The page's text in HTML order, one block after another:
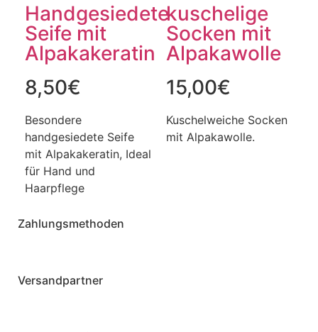
Handgesiedete
Seife mit
Alpakakeratin
8,50€
Besondere
handgesiedete Seife
mit Alpakakeratin, Ideal
für Hand und
Haarpflege
kuschelige
Socken mit
Alpakawolle
15,00€
Kuschelweiche Socken
mit Alpakawolle.
Zahlungsmethoden
Versandpartner